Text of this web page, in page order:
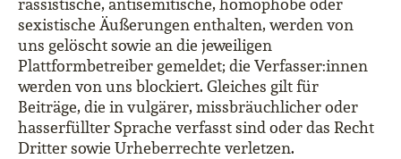
sexistische Äußerungen enthalten, werden von
uns gelöscht sowie an die jeweiligen
Plattformbetreiber gemeldet; die Verfasser:innen
werden von uns blockiert. Gleiches gilt für
Beiträge, die in vulgärer, missbräuchlicher oder
hasserfüllter Sprache verfasst sind oder das Recht
Dritter sowie Urheberrechte verletzen.